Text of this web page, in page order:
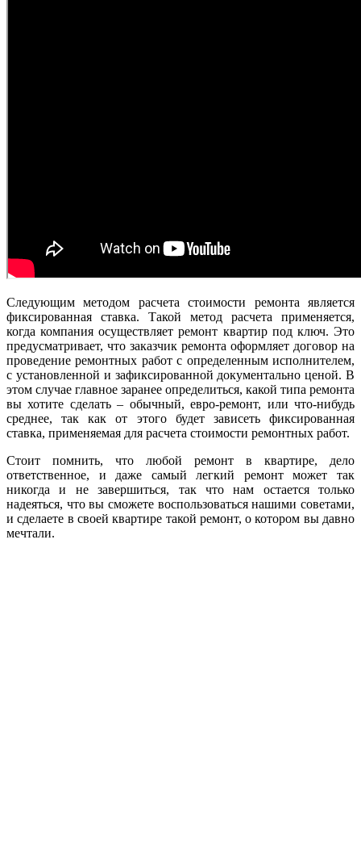
Следующим методом расчета стоимости ремонта является
фиксированная ставка. Такой метод расчета применяется,
когда компания осуществляет ремонт квартир под ключ. Это
предусматривает, что заказчик ремонта оформляет договор на
проведение ремонтных работ с определенным исполнителем,
с установленной и зафиксированной документально ценой. В
этом случае главное заранее определиться, какой типа ремонта
вы хотите сделать – обычный, евро-ремонт, или что-нибудь
среднее, так как от этого будет зависеть фиксированная
ставка, применяемая для расчета стоимости ремонтных работ.
Стоит помнить, что любой ремонт в квартире, дело
ответственное, и даже самый легкий ремонт может так
никогда и не завершиться, так что нам остается только
надеяться, что вы сможете воспользоваться нашими советами,
и сделаете в своей квартире такой ремонт, о котором вы давно
мечтали.